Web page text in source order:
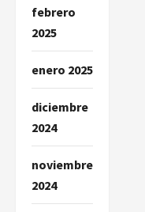
febrero
2025
enero 2025
diciembre
2024
noviembre
2024